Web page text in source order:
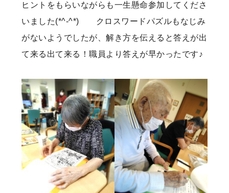
ヒントをもらいながらも一生懸命参加してくださ
いました(*^-^*) クロスワードパズルもなじみ
がないようでしたが、解き方を伝えると答えが出
て来る出て来る！職員より答えが早かったです♪